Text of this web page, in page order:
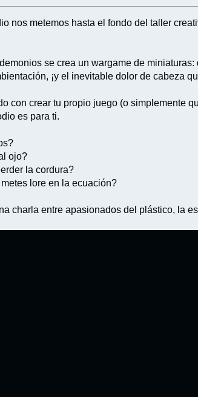
nos metemos hasta el fondo del taller
se crea un wargame de
¡y el inevitable dolor de cabeza
con crear tu propio juego (o simplemente
es para ti.
ojo?
la cordura?
lore en la ecuación?
charla entre apasionados del plástico, la